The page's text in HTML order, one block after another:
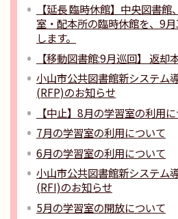
【延長 臨時休館】中央図書
室・配本所の臨時休館を、9
します。
【移動図書館:9月巡回】 返却
小山市公共図書館新システム
(RFP)のお知らせ
【中止】8月の学習室の利用
7月の学習室の利用について
6月の学習室の利用について
小山市公共図書館新システム
(RFI)のお知らせ
5月の学習室の開放について